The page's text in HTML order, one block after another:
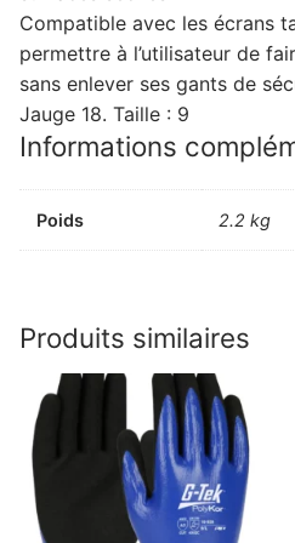
Compatible avec les écrans
permettre à l’utilisateur de
sans enlever ses gants de
Jauge 18. Taille : 9
Informations
Poids 2.2 kg
Produits similaires